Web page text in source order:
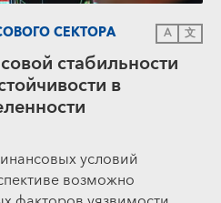
СЕКТОРА A 文
стабильности
в
условий
возможно